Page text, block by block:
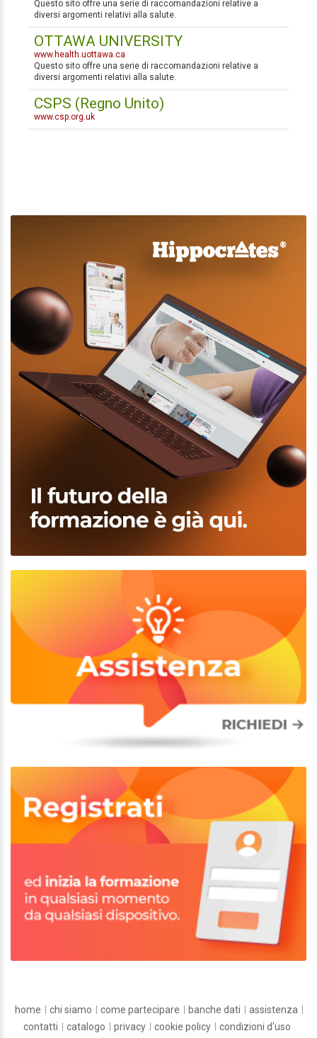
Questo sito offre una serie di raccomandazioni relative a
diversi argomenti relativi alla salute.
OTTAWA UNIVERSITY
www.health.uottawa.ca
Questo sito offre una serie di raccomandazioni relative a
diversi argomenti relativi alla salute.
CSPS (Regno Unito)
www.csp.org.uk
home chi siamo come partecipare banche dati
assistenza
contatti
catalogo privacy cookie policy condizioni d'uso